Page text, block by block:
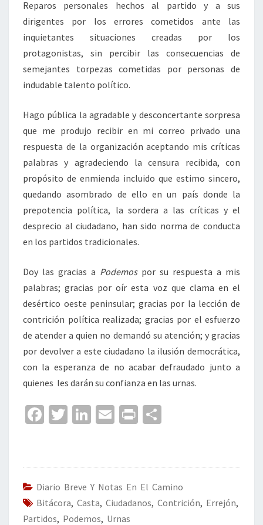
Reparos personales hechos al partido y a sus
dirigentes por los errores cometidos ante las
inquietantes situaciones creadas por los
protagonistas, sin percibir las consecuencias de
semejantes torpezas cometidas por personas de
indudable talento político.
Hago pública la agradable y desconcertante sorpresa
que me produjo recibir en mi correo privado una
respuesta de la organización aceptando mis críticas
palabras y agradeciendo la censura recibida, con
propósito de enmienda incluido que estimo sincero,
quedando asombrado de ello en un país donde la
prepotencia política, la sordera a las críticas y el
desprecio al ciudadano, han sido norma de conducta
en los partidos tradicionales.
Doy las gracias a Podemospor su respuesta a mis
palabras; gracias por oír esta voz que clama en el
desértico oeste peninsular; gracias por la lección de
contrición política realizada; gracias por el esfuerzo
de atender a quien no demandó su atención; y gracias
por devolver a este ciudadano la ilusión democrática,
con la esperanza de no acabar defraudado junto a
quienes les darán su confianza en las urnas.
Fa
o
o
k
T
er
Li
dI
n
E
l
Pr
p
ar
tir
Diario Breve Y Notas En El Camino
Bitácora, Casta, Ciudadanos, Contrición, Errejón,
Partidos, Podemos, Urnas